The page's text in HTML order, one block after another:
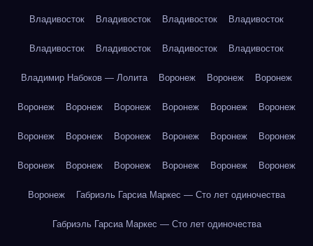
Владивосток Владивосток Владивосток Владивосток
Владивосток Владивосток Владивосток Владивосток
Владимир Набоков — Лолита Воронеж Воронеж Воронеж
Воронеж Воронеж Воронеж Воронеж Воронеж Воронеж
Воронеж Воронеж Воронеж Воронеж Воронеж Воронеж
Воронеж Воронеж Воронеж Воронеж Воронеж Воронеж
Воронеж Габриэль Гарсиа Маркес — Сто лет одиночества
Габриэль Гарсиа Маркес — Сто лет одиночества